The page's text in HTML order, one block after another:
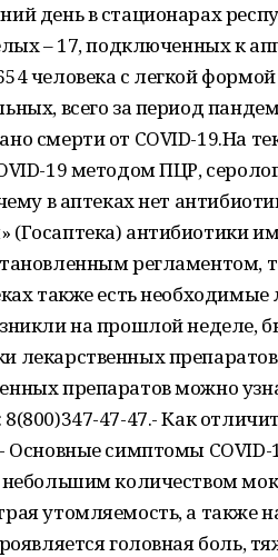
день в стационарах
– 17, подключенных к
человека с легкой
всего за период
смерти от COVID-19.На
19 методом ПЦР,
в аптеках нет
(Госаптека) антибиотики
регламентом,
также есть
на прошлой неделе,
лекарственных
препаратов можно
47-47.- Как
Основные симптомы
количеством
утомляемость, а также
головная боль,